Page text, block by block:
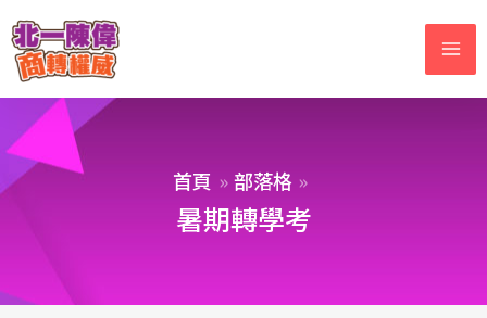
首頁 部落格
暑期轉學考